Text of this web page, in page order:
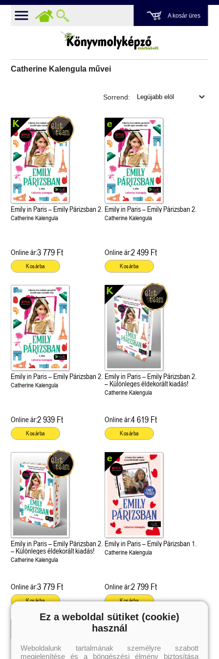
A kosár üres
Catherine Kalengula művei
olvasható!
dicsőség (Az Előhírnök-trilógia
3.)Különleges éldekorált kiadás!
lány (Avalon Bay 2.)
Elle Kennedy
Sorrend:
Emily in Paris – Emily Párizsban 2.
Catherine Kalengula
Online ár:3 779 Ft
Kosárba
Emily in Paris – Emily Párizsban 2.
Catherine Kalengula
Online ár:2 499 Ft
Kosárba
Emily in Paris – Emily Párizsban 2.
Catherine Kalengula
Online ár:2 939 Ft
Kosárba
Emily in Paris – Emily Párizsban 2.
– Különleges éldekorált kiadás!
Catherine Kalengula
Online ár:4 619 Ft
Kosárba
Emily in Paris – Emily Párizsban 2.
– Különleges éldekorált kiadás!
Catherine Kalengula
Online ár:3 779 Ft
Kosárba
Emily in Paris – Emily Párizsban 1.
Catherine Kalengula
Online ár:2 799 Ft
Kosárba
Ez a weboldal sütiket (cookie)
használ
Weboldalunk tartalmának személyre szabott
megjelenítése és a böngészési élmény biztosítása